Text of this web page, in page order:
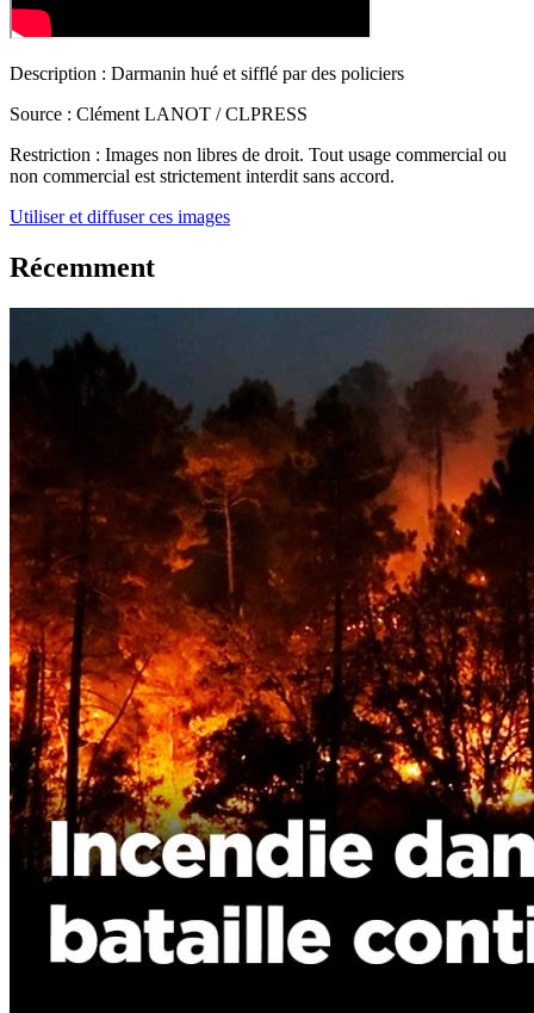
Description : Darmanin hué et sifflé par des policiers
Source : Clément LANOT / CLPRESS
Restriction : Images non libres de droit. Tout usage commercial ou
non commercial est strictement interdit sans accord.
Utiliser et diffuser ces images
Récemment